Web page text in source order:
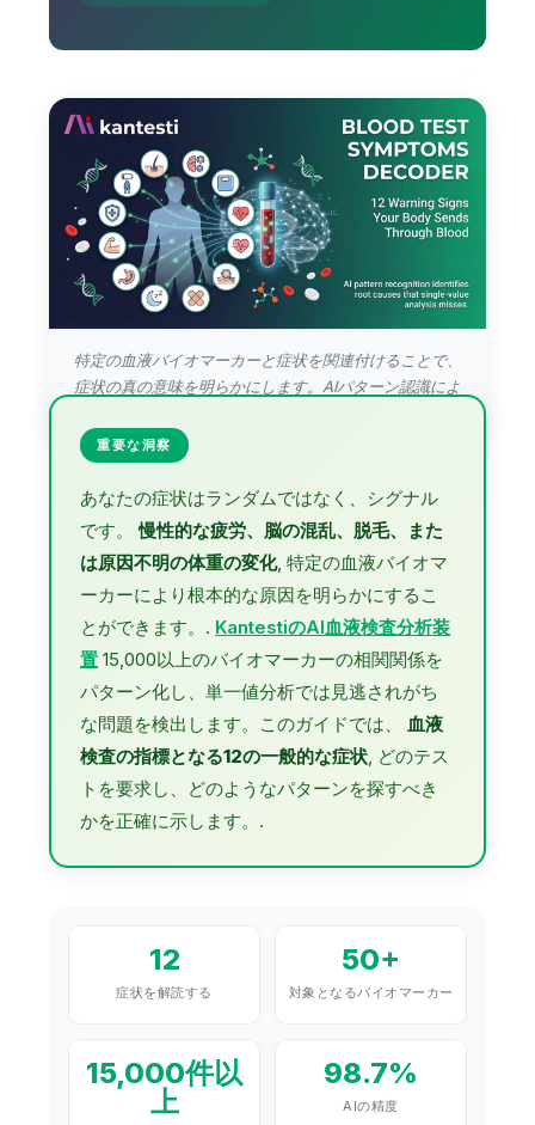
特定の血液バイオマーカーと症状を関連付けることで、
症状の真の意味を明らかにします。AIパターン認識によ
重要な洞察
あなたの症状はランダムではなく、シグナル
です。慢性的な疲労、脳の混乱、脱毛、また
は原因不明の体重の変化, 特定の血液バイオマ
ーカーにより根本的な原因を明らかにするこ
とができます。. KantestiのAI血液検査分析装
置 15,000以上のバイオマーカーの相関関係を
パターン化し、単一値分析では見逃されがち
な問題を検出します。このガイドでは、 血液
検査の指標となる12の一般的な症状, どのテス
トを要求し、どのようなパターンを探すべき
かを正確に示します。.
12
症状を解読する
50+
対象となるバイオマーカー
15,000件以
上
98.7%
AIの精度